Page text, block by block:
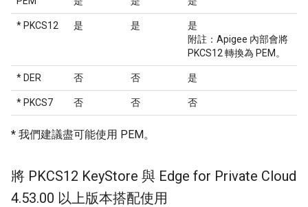
* PKCS12 是 是
是
附註：Apigee 內部會將
PKCS12 轉換為 PEM。
* DER 否 否 是
* PKCS7 否 否 否
* 我們建議盡可能使用 PEM。
將 PKCS12 KeyStore 與 Edge for Private Cloud
4.53.00 以上版本搭配使用